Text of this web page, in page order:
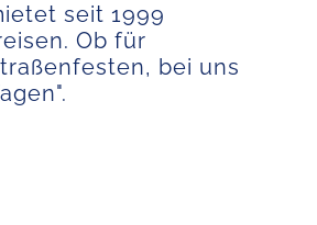
seit 1999
Ob für
bei uns